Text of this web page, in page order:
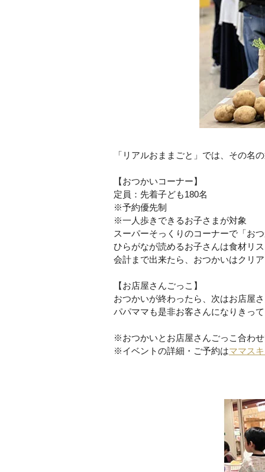
「リアルおままごと」では、その名
【おつかいコーナー】
定員：先着子ども180名
※予約優先制
※一人歩きできるお子さまが対象
スーパーそっくりのコーナーで「お
ひらがなが読めるお子さんは食材リ
会計まで出来たら、おつかいはクリ
【お店屋さんごっこ】
おつかいが終わったら、次はお店屋
パパママも是非お客さんになりきっ
※おつかいとお店屋さんごっこ合わ
※イベントの詳細・ご予約はママス